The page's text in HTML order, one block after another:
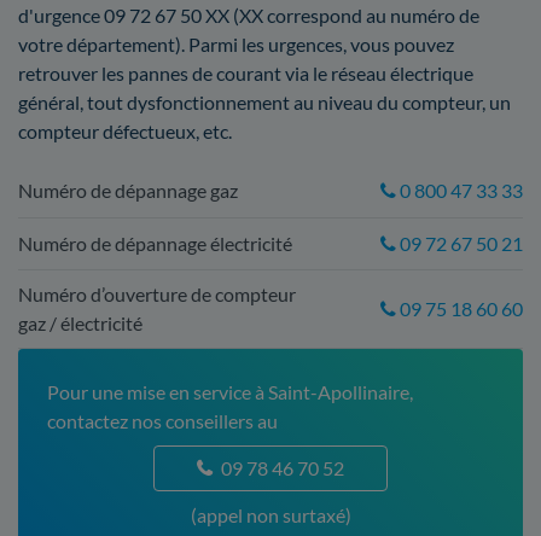
d'urgence 09 72 67 50 XX (XX correspond au numéro de
votre département). Parmi les urgences, vous pouvez
retrouver les pannes de courant via le réseau électrique
général, tout dysfonctionnement au niveau du compteur, un
compteur défectueux, etc.
Numéro de dépannage gaz 0 800 47 33 33
Numéro de dépannage électricité 09 72 67 50 21
Numéro d’ouverture de compteur
gaz / électricité
09 75 18 60 60
Pour une mise en service à Saint-Apollinaire,
contactez nos conseillers au
09 78 46 70 52
(appel non surtaxé)